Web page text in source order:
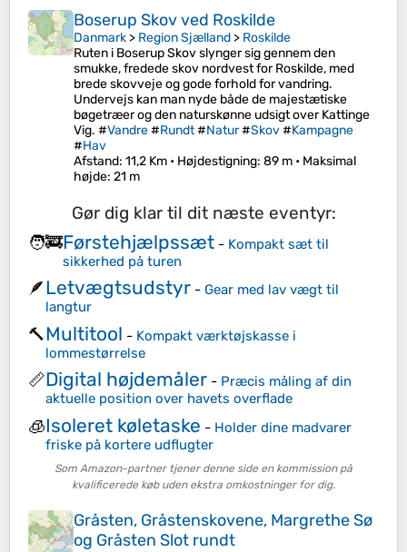
Boserup Skov ved Roskilde
Danmark > Region Sjælland > Roskilde
Ruten i Boserup Skov slynger sig gennem den
smukke, fredede skov nordvest for Roskilde, med
brede skovveje og gode forhold for vandring.
Undervejs kan man nyde både de majestætiske
bøgetræer og den naturskønne udsigt over Kattinge
Vig. #Vandre#Rundt#Natur#Skov#Kampagne
#Hav
Afstand: 11,2 Km • Højdestigning: 89 m • Maksimal
højde: 21 m
Gør dig klar til dit næste eventyr:
🧑‍🚒Førstehjælpssæt - Kompakt sæt til
sikkerhed på turen
🪶Letvægtsudstyr - Gear med lav vægt til
langtur
🔨Multitool - Kompakt værktøjskasse i
lommestørrelse
📏Digital højdemåler - Præcis måling af din
aktuelle position over havets overflade
🧊Isoleret køletaske - Holder dine madvarer
friske på kortere udflugter
Som Amazon-partner tjener denne side en kommission på
kvalificerede køb uden ekstra omkostninger for dig.
Gråsten, Gråstenskovene, Margrethe Sø
og Gråsten Slot rundt